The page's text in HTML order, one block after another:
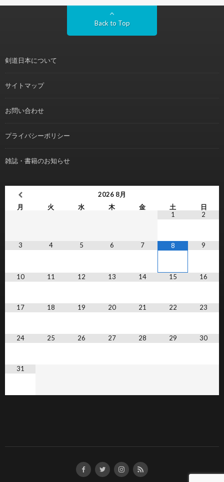
Back to Top
剣道日本について
サイトマップ
お問い合わせ
プライバシーポリシー
雑誌・書籍のお知らせ
2026 8月
月
火 水 木 金 土
日
1
2
3 4 5 6 7 8 9
10 11 12 13 14 15 16
17 18 19 20 21 22 23
24 25 26 27 28 29 30
31